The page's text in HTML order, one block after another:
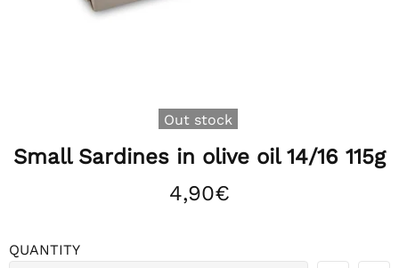
Out stock
Small Sardines in olive oil 14/16 115g
4,90€
QUANTITY